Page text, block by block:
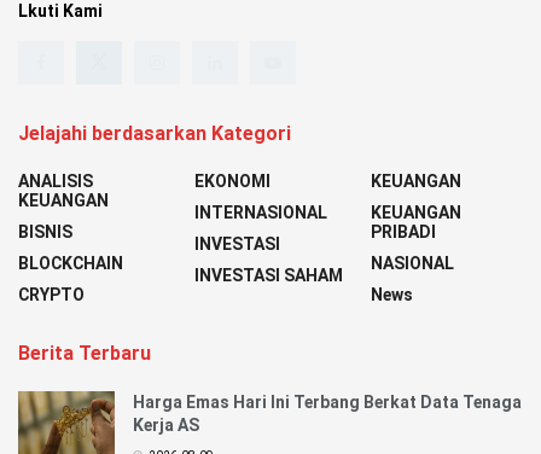
Lkuti Kami
Jelajahi berdasarkan Kategori
ANALISIS
KEUANGAN
BISNIS
BLOCKCHAIN
CRYPTO
EKONOMI
INTERNASIONAL
INVESTASI
INVESTASI SAHAM
KEUANGAN
KEUANGAN
PRIBADI
NASIONAL
News
Berita Terbaru
Harga Emas Hari Ini Terbang Berkat Data Tenaga
Kerja AS